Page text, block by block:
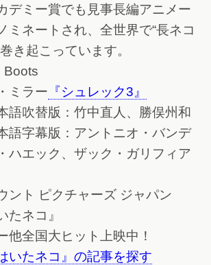
デミー賞でも見事長編アニメー
ミネートされ、全世界で“長ネコ
き起こっています。
Boots
ミラー 『シュレック3』
語吹替版：竹中直人、勝俣州和
語字幕版：アントニオ・バンデ
ハエック、ザック・ガリフィア
ント ピクチャーズ ジャパン
たネコ』
他全国大ヒット上映中！
いたネコ』の記事を探す